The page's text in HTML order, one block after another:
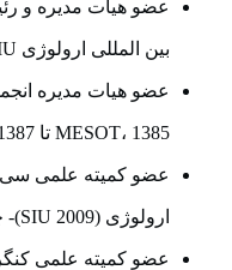
عضو هیات مدیره و
بین المللی ارولوژی SIU ( از سال 2006 تا 2013)
عضو هیات مدیره
MESOT، 1385 تا 1387
عضو کمیته علمی سی
ارولوژی (SIU 2009)- چین، 1388
عضو کمیته علمی